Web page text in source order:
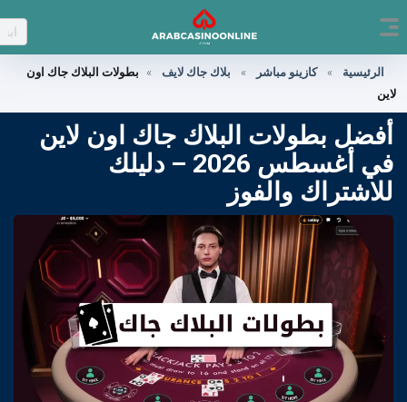
الرئيسية » كازينو مباشر » بلاك جاك لايف »
بطولات البلاك جاك اون
لاين
أفضل بطولات البلاك جاك اون لاين
في أغسطس 2026 – دليلك
للاشتراك والفوز